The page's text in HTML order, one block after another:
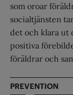
som oroar
socialtjänsten
det och klara ut
positiva
föräldrar och
PREVENTION